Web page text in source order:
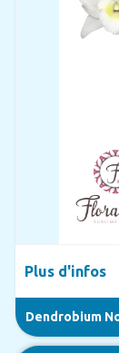
Dendrobium
Plus d'infos